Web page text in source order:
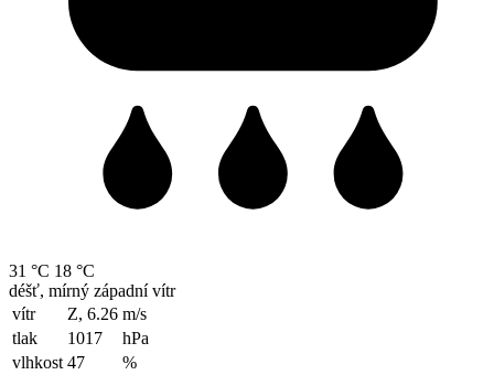
31 °C 18 °C
déšť, mírný západní vítr
vítr
Z, 6.26 m/s
tlak
1017
hPa
vlhkost 47
%